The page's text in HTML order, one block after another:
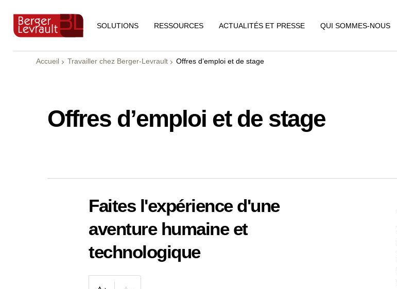
SOLUTIONS RESSOURCES ACTUALITÉS ET PRESSE QUI SOMMES-NOUS
Accueil Travailler chez Berger-Levrault Offres d’emploi et de stage
Offres d’emploi et de stage
Faites l'expérience d'une
aventure humaine et
technologique